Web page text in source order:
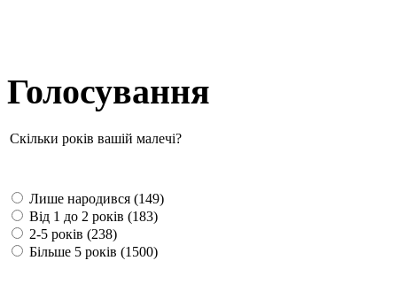
Голосування
Скільки років вашій малечі?
Лише народився (149)
Від 1 до 2 років (183)
2-5 років (238)
Більше 5 років (1500)